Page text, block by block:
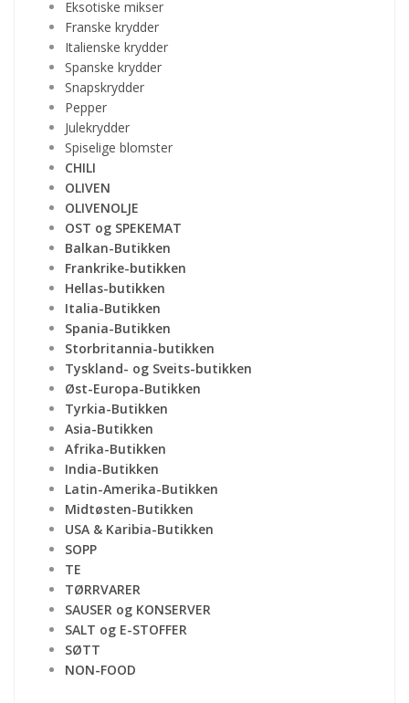
Eksotiske mikser
Franske krydder
Italienske krydder
Spanske krydder
Snapskrydder
Pepper
Julekrydder
Spiselige blomster
CHILI
OLIVEN
OLIVENOLJE
OST og SPEKEMAT
Balkan-Butikken
Frankrike-butikken
Hellas-butikken
Italia-Butikken
Spania-Butikken
Storbritannia-butikken
Tyskland- og Sveits-butikken
Øst-Europa-Butikken
Tyrkia-Butikken
Asia-Butikken
Afrika-Butikken
India-Butikken
Latin-Amerika-Butikken
Midtøsten-Butikken
USA & Karibia-Butikken
SOPP
TE
TØRRVARER
SAUSER og KONSERVER
SALT og E-STOFFER
SØTT
NON-FOOD